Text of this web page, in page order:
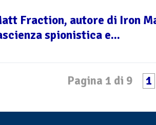
Fraction, autore di Iron
spionistica e...
Pagina 1 di 9 1